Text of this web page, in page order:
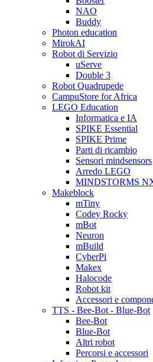
NAO
Buddy
Photon education
MirokAI
Robot di Servizio
uServe
Double 3
Robot Quadrupede
CampuStore for Africa
LEGO Education
Informatica e IA
SPIKE Essential
SPIKE Prime
Parti di ricambio
Sensori mindsensors
Arredo LEGO
MINDSTORMS
Makeblock
mTiny
Codey Rocky
mBot
Neuron
mBuild
CyberPi
Makex
Halocode
Robot kit
Accessori e
TTS - Bee-Bot - Blue-Bot
Bee-Bot
Blue-Bot
Altri robot
Percorsi e accessori